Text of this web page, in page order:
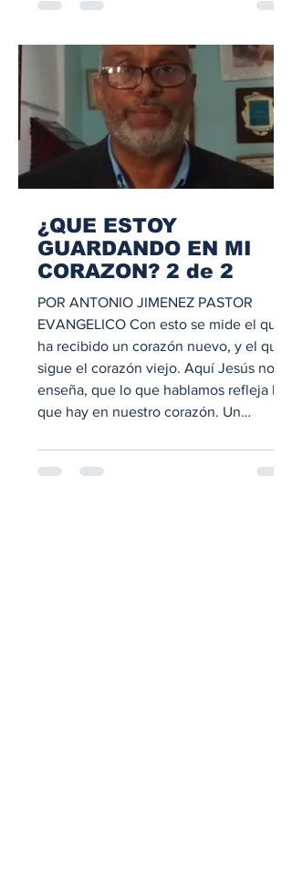
Rosa Francia Burgos, directora general
Macorís, quien respondió preguntas
sobre la situación financiera de la
academia, la transición adminis
¿QUE ESTOY
GUARDANDO EN MI
CORAZON? 2 de 2
POR ANTONIO JIMENEZ PASTOR
EVANGELICO Con esto se mide el que
ha recibido un corazón nuevo, y el que
sigue el corazón viejo. Aquí Jesús nos
enseña, que lo que hablamos refleja lo
que hay en nuestro corazón. Un
produce palabras edificantes. Un
corazón natural, produce palabra